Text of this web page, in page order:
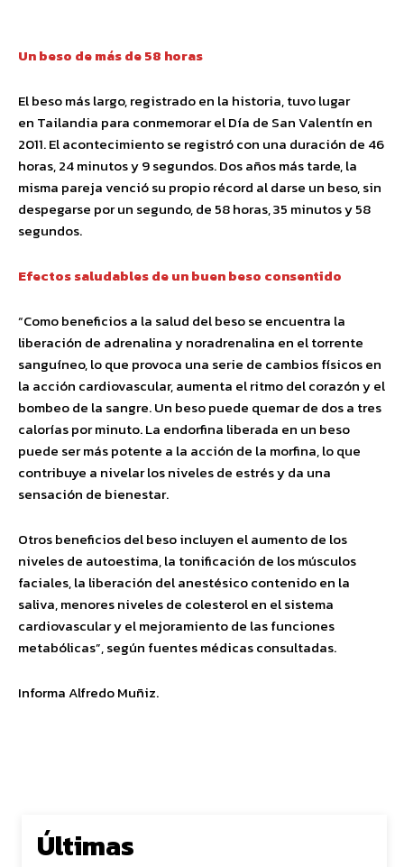
Un beso de más de 58 horas
El beso más largo, registrado en la historia, tuvo lugar
en Tailandia para conmemorar el Día de San Valentín en
2011. El acontecimiento se registró con una duración de 46
horas, 24 minutos y 9 segundos. Dos años más tarde, la
misma pareja venció su propio récord al darse un beso, sin
despegarse por un segundo, de 58 horas, 35 minutos y 58
segundos.
Efectos saludables de un buen beso consentido
“Como beneficios a la salud del beso se encuentra la
liberación de adrenalina y noradrenalina en el torrente
sanguíneo, lo que provoca una serie de cambios físicos en
la acción cardiovascular, aumenta el ritmo del corazón y el
bombeo de la sangre. Un beso puede quemar de dos a tres
calorías por minuto. La endorfina liberada en un beso
puede ser más potente a la acción de la morfina, lo que
contribuye a nivelar los niveles de estrés y da una
sensación de bienestar.
Otros beneficios del beso incluyen el aumento de los
niveles de autoestima, la tonificación de los músculos
faciales, la liberación del anestésico contenido en la
saliva, menores niveles de colesterol en el sistema
cardiovascular y el mejoramiento de las funciones
metabólicas”, según fuentes médicas consultadas.
Informa Alfredo Muñiz.
Últimas